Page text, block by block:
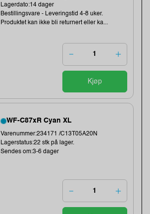
Lagerdato:14 dager
Bestillingsvare - Leveringstid 4-8 uker.
Produktet kan ikke bli returnert eller ka...
Kjøp
WF-C87xR Cyan XL
Varenummer:234171 /C13T05A20N
Lagerstatus:22 stk på lager.
Sendes om:3-6 dager